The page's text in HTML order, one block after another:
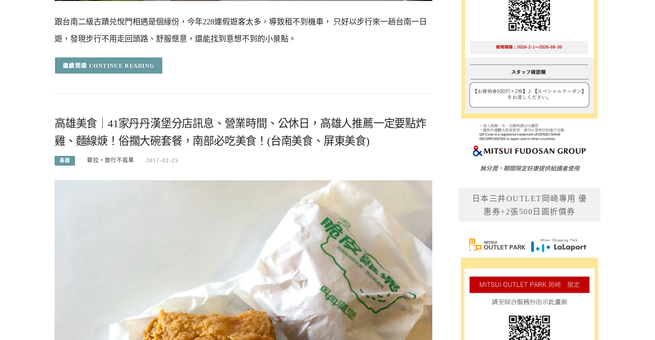
跟台南二級古蹟兑悅門相遇是個緣份，今年228連假遊客太多，導致租不到機車， 只好以步行來一趟台南一日
遊，發現步行不用走回頭路、舒服愜意，還能找到意想不到的小景點。
CONTINUE READING
高雄美食｜41家丹丹漢堡分店訊息、營業時間、公休日，高雄人推薦一定要點炸
雞、麵線焿！俗擱大碗套餐，南部必吃美食！(台南美食、屏東美食)
高雄 歐拉。旅行不孤單 2017-02-25
無分潤，期間限定好康提供給讀者使用
日本三井OUTLET岡崎專用 優
惠券+2張500日圓折價券